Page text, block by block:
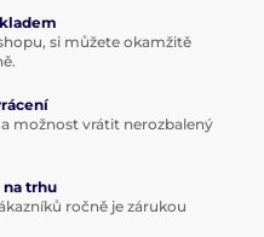
si můžete okamžitě
možnost vrátit nerozbalený
na trhu
ročně je zárukou